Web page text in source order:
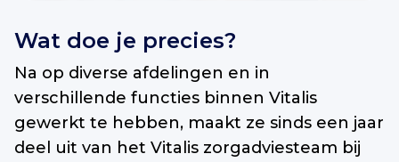
Wat doe je precies?
Na op diverse afdelingen en in
verschillende functies binnen Vitalis
gewerkt te hebben, maakt ze sinds een jaar
deel uit van het Vitalis zorgadviesteam bij